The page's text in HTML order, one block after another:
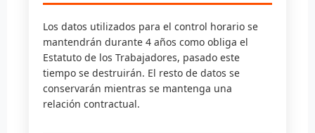
Los datos utilizados para el control horario se
mantendrán durante 4 años como obliga el
Estatuto de los Trabajadores, pasado este
tiempo se destruirán. El resto de datos se
conservarán mientras se mantenga una
relación contractual.